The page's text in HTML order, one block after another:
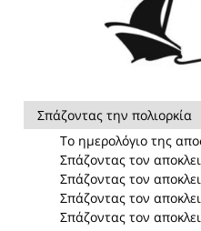
Σπάζοντας την πολιορκία
Το ημερολόγιο της
Σπάζοντας τον
Σπάζοντας τον
Σπάζοντας τον
Σπάζοντας τον